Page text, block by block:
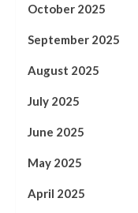
October 2025
September 2025
August 2025
July 2025
June 2025
May 2025
April 2025